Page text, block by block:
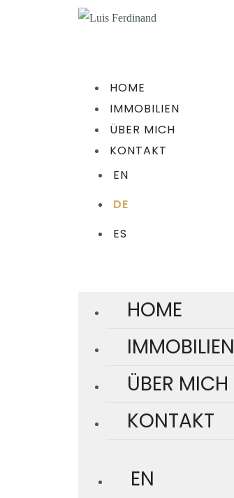
HOME
IMMOBILIEN
ÜBER MICH
KONTAKT
EN
DE
ES
HOME
IMMOBILIEN
ÜBER MICH
KONTAKT
EN